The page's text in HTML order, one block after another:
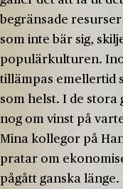
begränsade
som inte bär sig,
populärkulturen.
tillämpas emellertid
som helst. I de
nog om vinst på
Mina kollegor på
pratar om
pågått ganska